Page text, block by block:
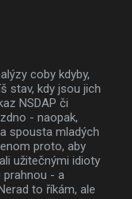
coby kdyby,
stav, kdy jsou jich
NSDAP či
- naopak,
spousta mladých
proto, aby
užitečnými idioty
- a
to říkám, ale